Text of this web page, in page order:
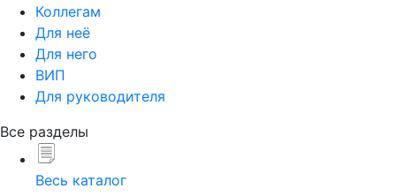
Коллегам
Для неё
Для него
ВИП
Для руководителя
Все разделы
Весь каталог